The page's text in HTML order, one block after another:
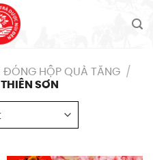
ĐÓNG HỘP QUÀ TĂNG /
SƠN